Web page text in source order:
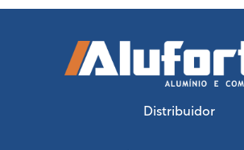
Distribuidor